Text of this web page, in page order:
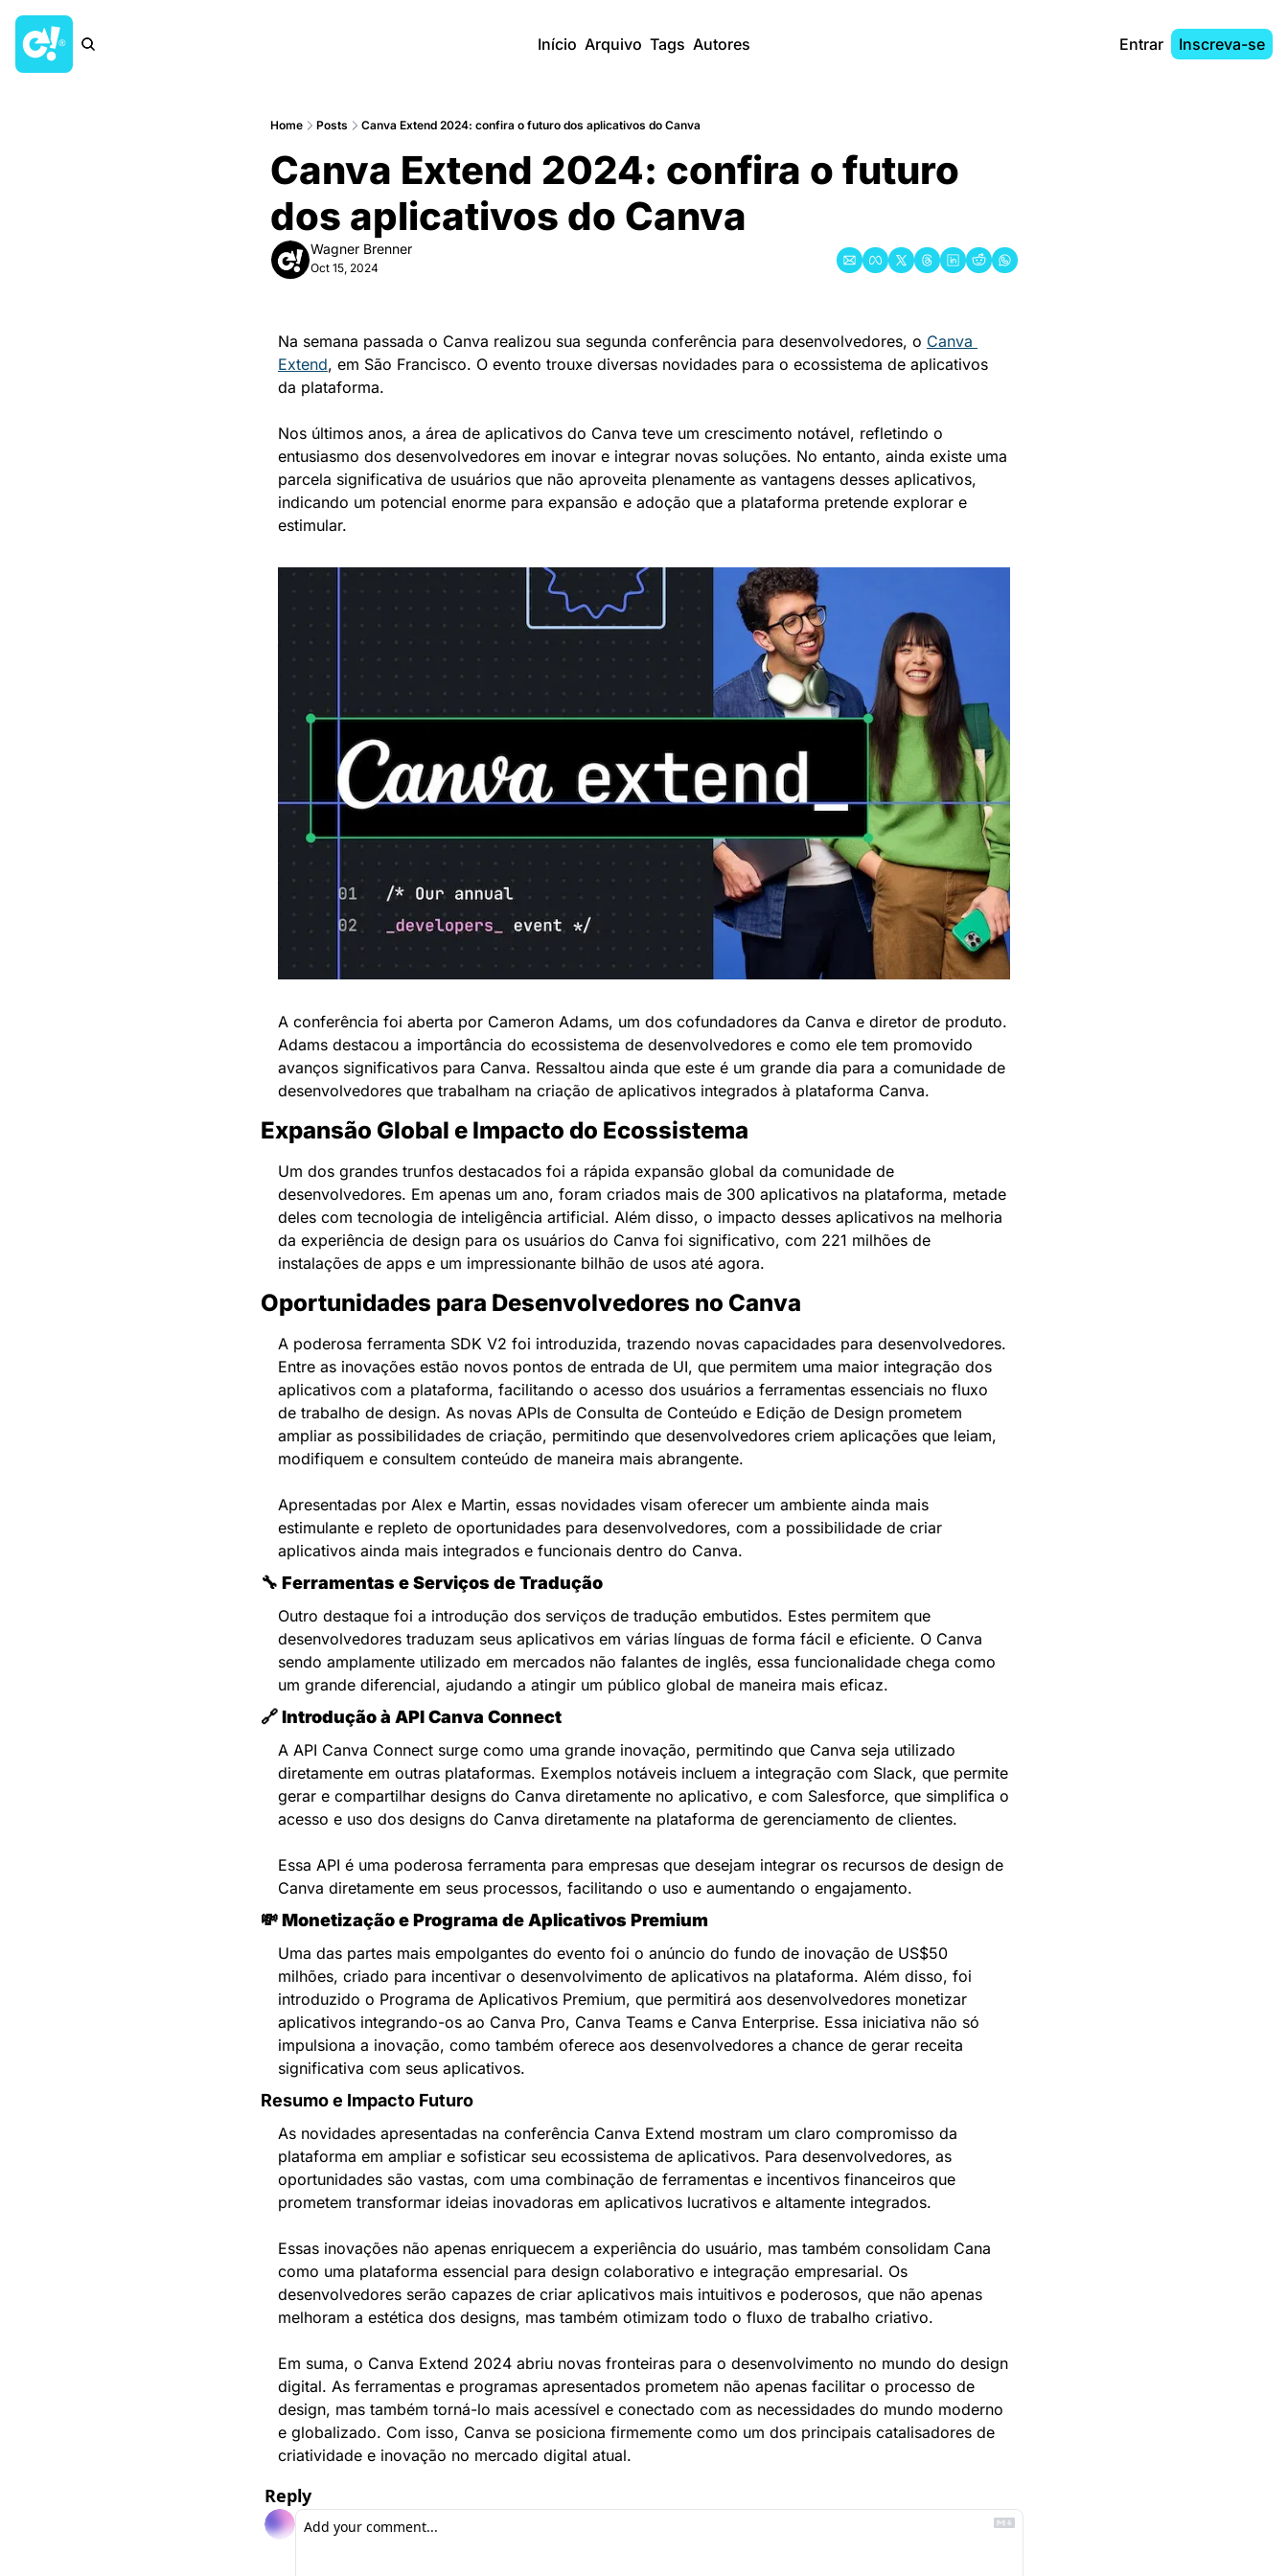
Início Arquivo Tags Autores Entrar Inscreva-se
Home Posts Canva Extend 2024: confira o futuro dos aplicativos do Canva
Canva Extend 2024: confira o futuro
dos aplicativos do Canva
Wagner Brenner
Oct 15, 2024
Na semana passada o Canva realizou sua segunda conferência para desenvolvedores, o Canva
Extend, em São Francisco. O evento trouxe diversas novidades para o ecossistema de aplicativos
da plataforma.
Nos últimos anos, a área de aplicativos do Canva teve um crescimento notável, refletindo o
entusiasmo dos desenvolvedores em inovar e integrar novas soluções. No entanto, ainda existe uma
parcela significativa de usuários que não aproveita plenamente as vantagens desses aplicativos,
indicando um potencial enorme para expansão e adoção que a plataforma pretende explorar e
estimular.
A conferência foi aberta por Cameron Adams, um dos cofundadores da Canva e diretor de produto.
Adams destacou a importância do ecossistema de desenvolvedores e como ele tem promovido
avanços significativos para Canva. Ressaltou ainda que este é um grande dia para a comunidade de
desenvolvedores que trabalham na criação de aplicativos integrados à plataforma Canva.
Expansão Global e Impacto do Ecossistema
Um dos grandes trunfos destacados foi a rápida expansão global da comunidade de
desenvolvedores. Em apenas um ano, foram criados mais de 300 aplicativos na plataforma, metade
deles com tecnologia de inteligência artificial. Além disso, o impacto desses aplicativos na melhoria
da experiência de design para os usuários do Canva foi significativo, com 221 milhões de
instalações de apps e um impressionante bilhão de usos até agora.
Oportunidades para Desenvolvedores no Canva
A poderosa ferramenta SDK V2 foi introduzida, trazendo novas capacidades para desenvolvedores.
Entre as inovações estão novos pontos de entrada de UI, que permitem uma maior integração dos
aplicativos com a plataforma, facilitando o acesso dos usuários a ferramentas essenciais no fluxo
de trabalho de design. As novas APIs de Consulta de Conteúdo e Edição de Design prometem
ampliar as possibilidades de criação, permitindo que desenvolvedores criem aplicações que leiam,
modifiquem e consultem conteúdo de maneira mais abrangente.
Apresentadas por Alex e Martin, essas novidades visam oferecer um ambiente ainda mais
estimulante e repleto de oportunidades para desenvolvedores, com a possibilidade de criar
aplicativos ainda mais integrados e funcionais dentro do Canva.
🔧 Ferramentas e Serviços de Tradução
Outro destaque foi a introdução dos serviços de tradução embutidos. Estes permitem que
desenvolvedores traduzam seus aplicativos em várias línguas de forma fácil e eficiente. O Canva
sendo amplamente utilizado em mercados não falantes de inglês, essa funcionalidade chega como
um grande diferencial, ajudando a atingir um público global de maneira mais eficaz.
🔗 Introdução à API Canva Connect
A API Canva Connect surge como uma grande inovação, permitindo que Canva seja utilizado
diretamente em outras plataformas. Exemplos notáveis incluem a integração com Slack, que permite
gerar e compartilhar designs do Canva diretamente no aplicativo, e com Salesforce, que simplifica o
acesso e uso dos designs do Canva diretamente na plataforma de gerenciamento de clientes.
Essa API é uma poderosa ferramenta para empresas que desejam integrar os recursos de design de
Canva diretamente em seus processos, facilitando o uso e aumentando o engajamento.
💸 Monetização e Programa de Aplicativos Premium
Uma das partes mais empolgantes do evento foi o anúncio do fundo de inovação de US$50
milhões, criado para incentivar o desenvolvimento de aplicativos na plataforma. Além disso, foi
introduzido o Programa de Aplicativos Premium, que permitirá aos desenvolvedores monetizar
aplicativos integrando-os ao Canva Pro, Canva Teams e Canva Enterprise. Essa iniciativa não só
impulsiona a inovação, como também oferece aos desenvolvedores a chance de gerar receita
significativa com seus aplicativos.
Resumo e Impacto Futuro
As novidades apresentadas na conferência Canva Extend mostram um claro compromisso da
plataforma em ampliar e sofisticar seu ecossistema de aplicativos. Para desenvolvedores, as
oportunidades são vastas, com uma combinação de ferramentas e incentivos financeiros que
prometem transformar ideias inovadoras em aplicativos lucrativos e altamente integrados.
Essas inovações não apenas enriquecem a experiência do usuário, mas também consolidam Cana
como uma plataforma essencial para design colaborativo e integração empresarial. Os
desenvolvedores serão capazes de criar aplicativos mais intuitivos e poderosos, que não apenas
melhoram a estética dos designs, mas também otimizam todo o fluxo de trabalho criativo.
Em suma, o Canva Extend 2024 abriu novas fronteiras para o desenvolvimento no mundo do design
digital. As ferramentas e programas apresentados prometem não apenas facilitar o processo de
design, mas também torná-lo mais acessível e conectado com as necessidades do mundo moderno
e globalizado. Com isso, Canva se posiciona firmemente como um dos principais catalisadores de
criatividade e inovação no mercado digital atual.
Reply